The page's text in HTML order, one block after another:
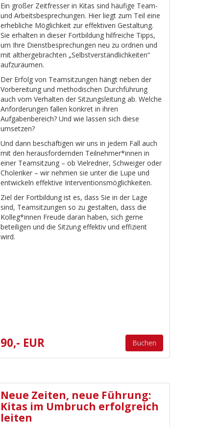
Ein großer Zeitfresser in Kitas sind häufige Team-
und Arbeitsbesprechungen. Hier liegt zum Teil eine
erhebliche Möglichkeit zur effektiven Gestaltung.
Sie erhalten in dieser Fortbildung hilfreiche Tipps,
um Ihre Dienstbesprechungen neu zu ordnen und
mit althergebrachten „Selbstverständlichkeiten“
aufzuräumen.
Der Erfolg von Teamsitzungen hängt neben der
Vorbereitung und methodischen Durchführung
auch vom Verhalten der Sitzungsleitung ab. Welche
Anforderungen fallen konkret in ihren
Aufgabenbereich? Und wie lassen sich diese
umsetzen?
Und dann beschäftigen wir uns in jedem Fall auch
mit den herausfordernden Teilnehmer*innen in
einer Teamsitzung – ob Vielredner, Schweiger oder
Choleriker – wir nehmen sie unter die Lupe und
entwickeln effektive Interventionsmöglichkeiten.
Ziel der Fortbildung ist es, dass Sie in der Lage
sind, Teamsitzungen so zu gestalten, dass die
Kolleg*innen Freude daran haben, sich gerne
beteiligen und die Sitzung effektiv und effizient
wird.
90,- EUR Buchen
Neue Zeiten, neue Führung:
Kitas im Umbruch erfolgreich
leiten